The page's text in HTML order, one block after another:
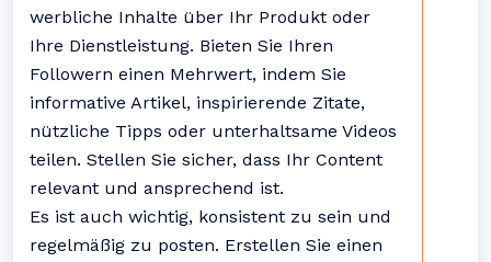
werbliche Inhalte über Ihr Produkt oder
Ihre Dienstleistung. Bieten Sie Ihren
Followern einen Mehrwert, indem Sie
informative Artikel, inspirierende Zitate,
nützliche Tipps oder unterhaltsame Videos
teilen. Stellen Sie sicher, dass Ihr Content
relevant und ansprechend ist.
Es ist auch wichtig, konsistent zu sein und
regelmäßig zu posten. Erstellen Sie einen